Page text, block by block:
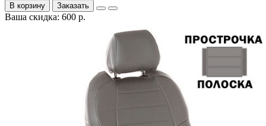
В корзину Заказать
Ваша скидка: 600 р.